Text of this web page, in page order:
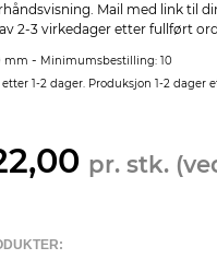
Mail med link til
2-3 virkedager etter fullført
mm - Minimumsbestilling: 10
1-2 dager. Produksjon 1-2 dager
pr. stk.